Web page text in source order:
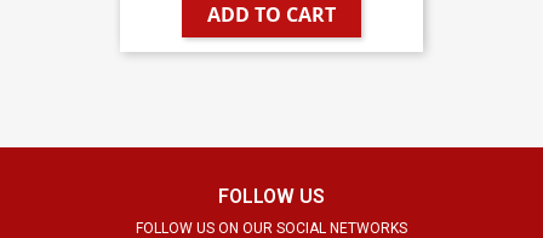
ADD TO CART
FOLLOW US
FOLLOW US ON OUR SOCIAL NETWORKS